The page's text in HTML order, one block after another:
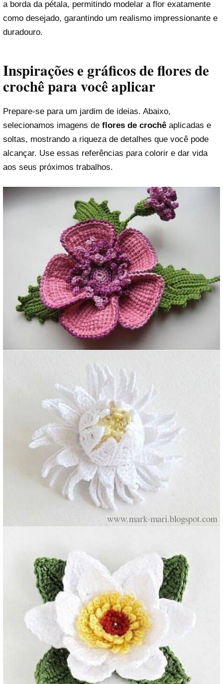
a borda da pétala, permitindo modelar a flor exatamente
como desejado, garantindo um realismo impressionante e
duradouro.
Inspirações e gráficos de flores de
crochê para você aplicar
Prepare-se para um jardim de ideias. Abaixo,
selecionamos imagens de flores de crochê aplicadas e
soltas, mostrando a riqueza de detalhes que você pode
alcançar. Use essas referências para colorir e dar vida
aos seus próximos trabalhos.